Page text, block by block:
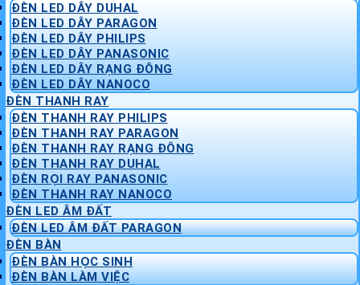
ĐÈN LED DÂY DUHAL
ĐÈN LED DÂY PARAGON
ĐÈN LED DÂY PHILIPS
ĐÈN LED DÂY PANASONIC
ĐÈN LED DÂY RẠNG ĐÔNG
ĐÈN LED DÂY NANOCO
ĐÈN THANH RAY
ĐÈN THANH RAY PHILIPS
ĐÈN THANH RAY PARAGON
ĐÈN THANH RAY RẠNG ĐÔNG
ĐÈN THANH RAY DUHAL
ĐÈN RỌI RAY PANASONIC
ĐÈN THANH RAY NANOCO
ĐÈN LED ÂM ĐẤT
ĐÈN LED ÂM ĐẤT PARAGON
ĐÈN BÀN
ĐÈN BÀN HỌC SINH
ĐÈN BÀN LÀM VIỆC